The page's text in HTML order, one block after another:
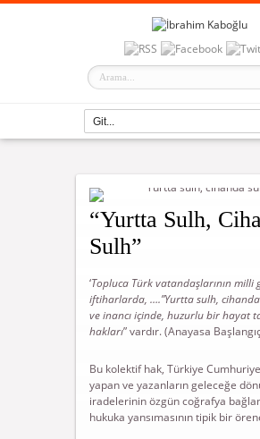
“Yurtta Sulh,
Sulh”
‘Topluca Türk vatandaşlarının milli
iftiharlarda, ….”Yurtta sulh,
ve inancı içinde, huzurlu bir hayat
hakları” vardır. (Anayasa
Bu kolektif hak, Türkiye
yapan ve yazanların geleceğe
iradelerinin özgün coğrafya
hukuka yansımasının tipik bir